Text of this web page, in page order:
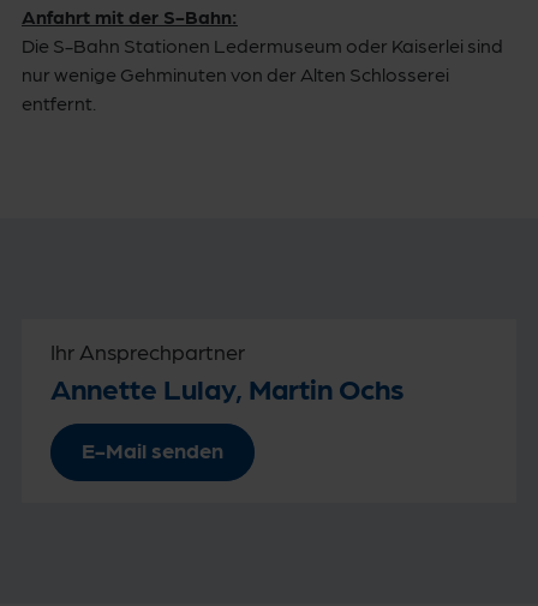
Anfahrt mit der S-Bahn:
Die S-Bahn Stationen Ledermuseum oder Kaiserlei sind
nur wenige Gehminuten von der Alten Schlosserei
entfernt.
Ihr Ansprechpartner
Annette Lulay, Martin Ochs
E-Mail senden